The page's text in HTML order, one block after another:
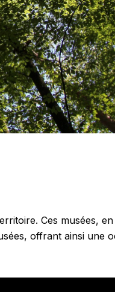
Ces musées,
offrant ainsi une